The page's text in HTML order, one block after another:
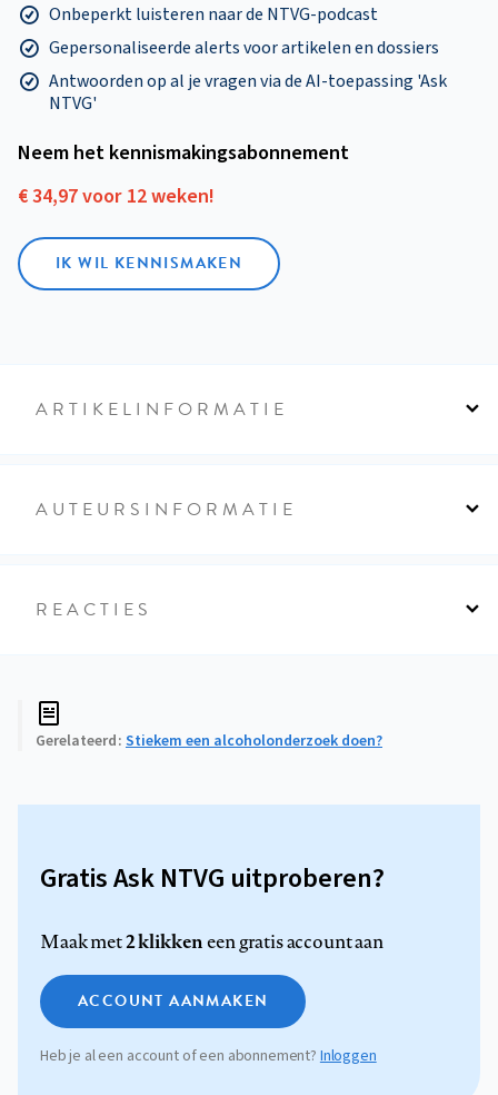
Onbeperkt luisteren naar de NTVG-podcast
Gepersonaliseerde alerts voor artikelen en dossiers
Antwoorden op al je vragen via de AI-toepassing 'Ask
NTVG'
Neem het kennismakings­abonnement
€ 34,97 voor 12 weken!
IK WIL KENNISMAKEN
ARTIKELINFORMATIE
AUTEURSINFORMATIE
REACTIES
Gerelateerd Stiekem een alcoholonderzoek doen?
Gratis Ask NTVG uitproberen?
Maak met2 klikkeneen gratis account aan
ACCOUNT AANMAKEN
Heb je al een account of een abonnement? Inloggen